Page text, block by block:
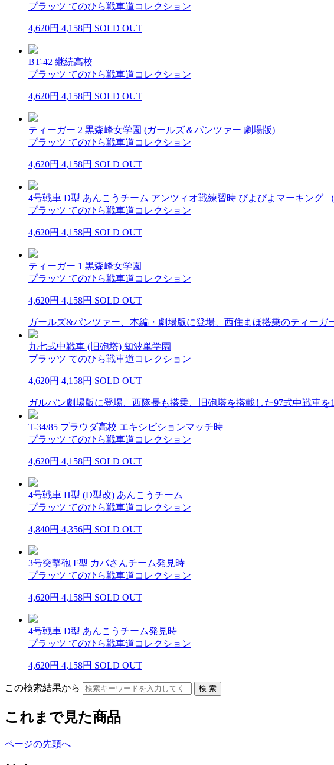
プラッツ てのひら戦車道コレクション
4,620円 4,158円 SOLD OUT
BT-42 継続高校
プラッツ てのひら戦車道コレクション
4,620円 4,158円 SOLD OUT
ティーガー 2 黒森峰女学園 (ガールズ＆パンツァー 劇場版)
プラッツ てのひら戦車道コレクション
4,620円 4,158円 SOLD OUT
4号戦車 D型 あんこうチーム アンツィオ戦練習時 ぴよぴよマーキング
プラッツ てのひら戦車道コレクション
4,620円 4,158円 SOLD OUT
ティーガー 1 黒森峰女学園
プラッツ てのひら戦車道コレクション
4,620円 4,158円 SOLD OUT
ガールズ&パンツァー、本編・劇場版に登場、西住まほ搭乗のティーガ
九七式中戦車 (旧砲塔) 知波単学園
プラッツ てのひら戦車道コレクション
4,620円 4,158円 SOLD OUT
ガルパン劇場版に登場、西隊長も搭乗、旧砲塔を搭載した97式中戦車
T-34/85 プラウダ高校 エキシビションマッチ時
プラッツ てのひら戦車道コレクション
4,620円 4,158円 SOLD OUT
4号戦車 H型 (D型改) あんこうチーム
プラッツ てのひら戦車道コレクション
4,840円 4,356円 SOLD OUT
3号突撃砲 F型 カバさんチーム発見時
プラッツ てのひら戦車道コレクション
4,620円 4,158円 SOLD OUT
4号戦車 D型 あんこうチーム発見時
プラッツ てのひら戦車道コレクション
4,620円 4,158円 SOLD OUT
この検索結果から
これまで見た商品
ページの先頭へ